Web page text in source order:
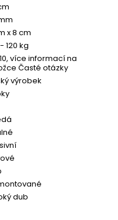
x 8 cm
120 kg
více informací na
Časté otázky
výrobek
dub